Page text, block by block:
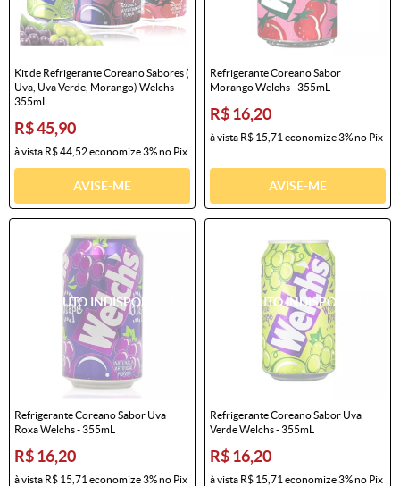
Kit de Refrigerante Coreano Sabores (
Uva, Uva Verde, Morango) Welchs -
355mL
R$ 45,90
à vista R$ 44,52economize3%no Pix
AVISE-ME
Refrigerante Coreano Sabor
Morango Welchs - 355mL
R$ 16,20
à vista R$ 15,71 economize3%no Pix
AVISE-ME
Refrigerante Coreano Sabor Uva
Roxa Welchs - 355mL
R$ 16,20
à vista R$ 15,71 economize3%no Pix
Refrigerante Coreano Sabor Uva
Verde Welchs - 355mL
R$ 16,20
à vista R$ 15,71 economize3%no Pix